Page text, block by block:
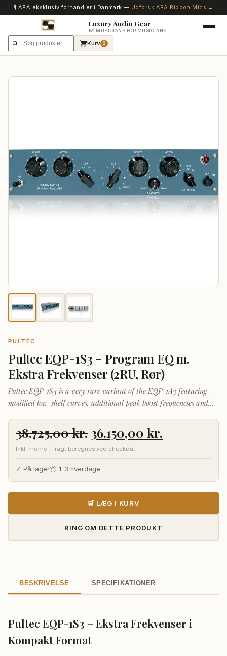
🎙️ AEA eksklusiv forhandler i Danmark — Udforsk AEA Ribbon Mics →
Luxury Audio Gear
BY MUSICIANS FOR MUSICIANS
Kurv 0
PULTEC
Pultec EQP-1S3 – Program EQ m.
Ekstra Frekvenser (2RU, Rør)
Pultec EQP-1S3 is a very rare variant of the EQP-1A3 featuring
modified low-shelf curves, additional peak boost frequencies and
38.725,00kr. Den
oprindelige
pris
var:
38.725,00 kr..
36.150,00 kr.
aktuelle
pris
36.150,00
Inkl. moms · Fragt beregnes ved checkout
✓ På lager📦 1-3 hverdage
🛒 LÆG I KURV
RING OM DETTE PRODUKT
BESKRIVELSE SPECIFIKATIONER
Pultec EQP-1S3 – Ekstra Frekvenser i
Kompakt Format